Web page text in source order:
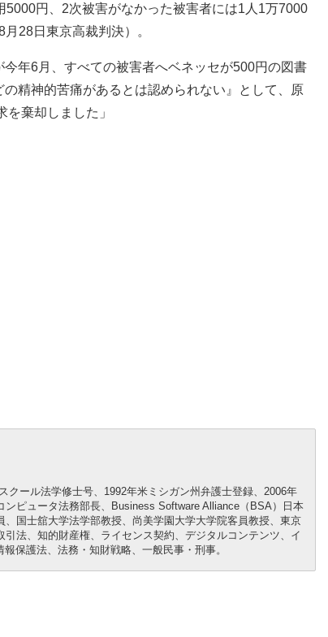
円、2次被害がなかった被害者には1人1万7000
28日東京高裁判決）。
年6月、すべての被害者へベネッセが500円の図書
精神的苦痛があるとは認められない』として、原
棄却しました」
クール法学修士号、1992年米ミシガン州弁護士登録、2006年
ピュータ法務部長、Business Software Alliance（BSA）日本
国士舘大学法学部教授、尚美学園大学大学院客員教授、東京
法、知的財産権、ライセンス契約、デジタルコンテンツ、イ
保護法、法務・知財戦略、一般民事・刑事。